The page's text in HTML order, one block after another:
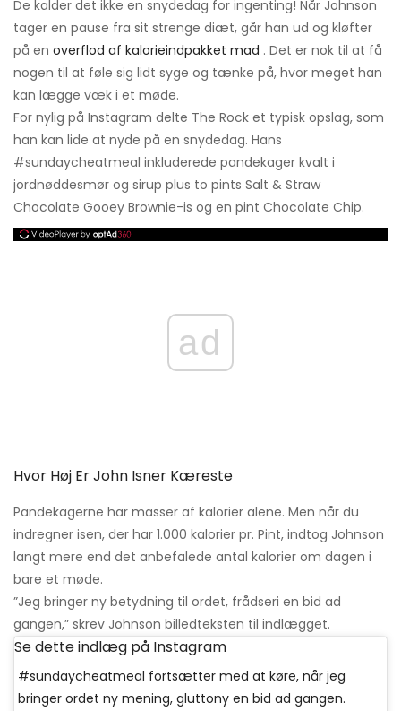
De kalder det ikke en snydedag for ingenting! Når Johnson
tager en pause fra sit strenge diæt, går han ud og kløfter
på en overflod af kalorieindpakket mad . Det er nok til at få
nogen til at føle sig lidt syge og tænke på, hvor meget han
kan lægge væk i et møde.
For nylig på Instagram delte The Rock et typisk opslag, som
han kan lide at nyde på en snydedag. Hans
#sundaycheatmeal inkluderede pandekager kvalt i
jordnøddesmør og sirup plus to pints Salt & Straw
Chocolate Gooey Brownie-is og en pint Chocolate Chip.
ad
Hvor Høj Er John Isner Kæreste
Pandekagerne har masser af kalorier alene. Men når du
indregner isen, der har 1.000 kalorier pr. Pint, indtog Johnson
langt mere end det anbefalede antal kalorier om dagen i
bare et møde.
”Jeg bringer ny betydning til ordet, frådseri en bid ad
gangen,” skrev Johnson billedteksten til indlægget.
Se dette indlæg på Instagram
#sundaycheatmeal fortsætter med at køre, når jeg
bringer ordet ny mening, gluttony en bid ad gangen.